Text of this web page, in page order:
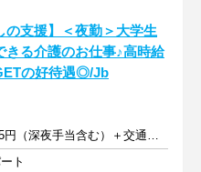
の支援】＜夜勤＞大学生
きる介護のお仕事♪高時給
の好待遇◎/Jb
時給1681～1745円（深夜手当含む）＋交通費支給
ト